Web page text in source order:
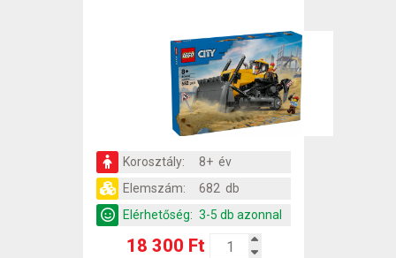
Korosztály:
8+ év
Elemszám:
682 db
Elérhetőség: 3-5 db azonnal
18 300 Ft